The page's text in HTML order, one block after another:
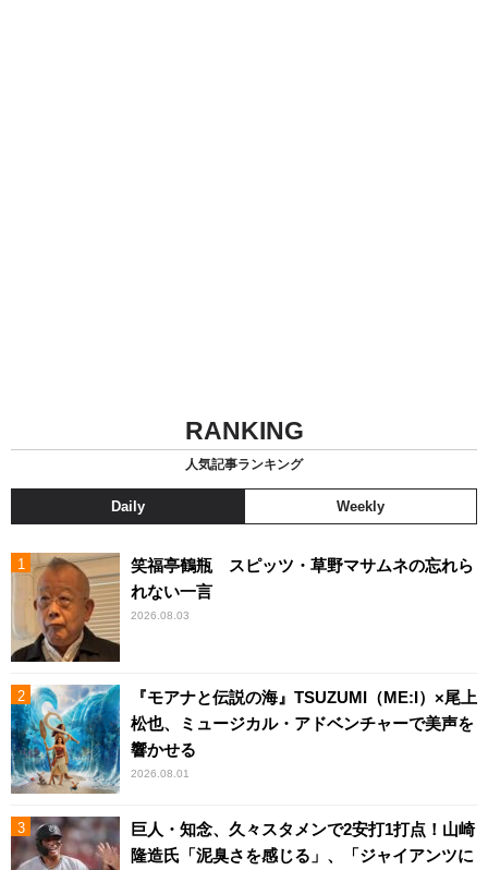
RANKING
人気記事ランキング
Daily Weekly
笑福亭鶴瓶 スピッツ・草野マサムネの忘れら
れない一言
2026.08.03
『モアナと伝説の海』TSUZUMI（ME:I）×尾上
松也、ミュージカル・アドベンチャーで美声を
響かせる
2026.08.01
巨人・知念、久々スタメンで2安打1打点！山崎
隆造氏「泥臭さを感じる」、「ジャイアンツに